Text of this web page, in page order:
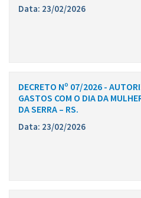
Data: 23/02/2026
DECRETO Nº 07/2026 -
GASTOS COM O DIA DA
DA SERRA – RS.
Data: 23/02/2026